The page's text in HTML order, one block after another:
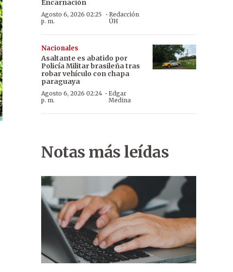
Encarnación
Agosto 6, 2026 02:25
p. m.
· Redacción
ÚH
Nacionales
Asaltante es abatido por
Policía Militar brasileña tras
robar vehículo con chapa
paraguaya
Agosto 6, 2026 02:24
p. m.
·Edgar
Medina
Notas más leídas